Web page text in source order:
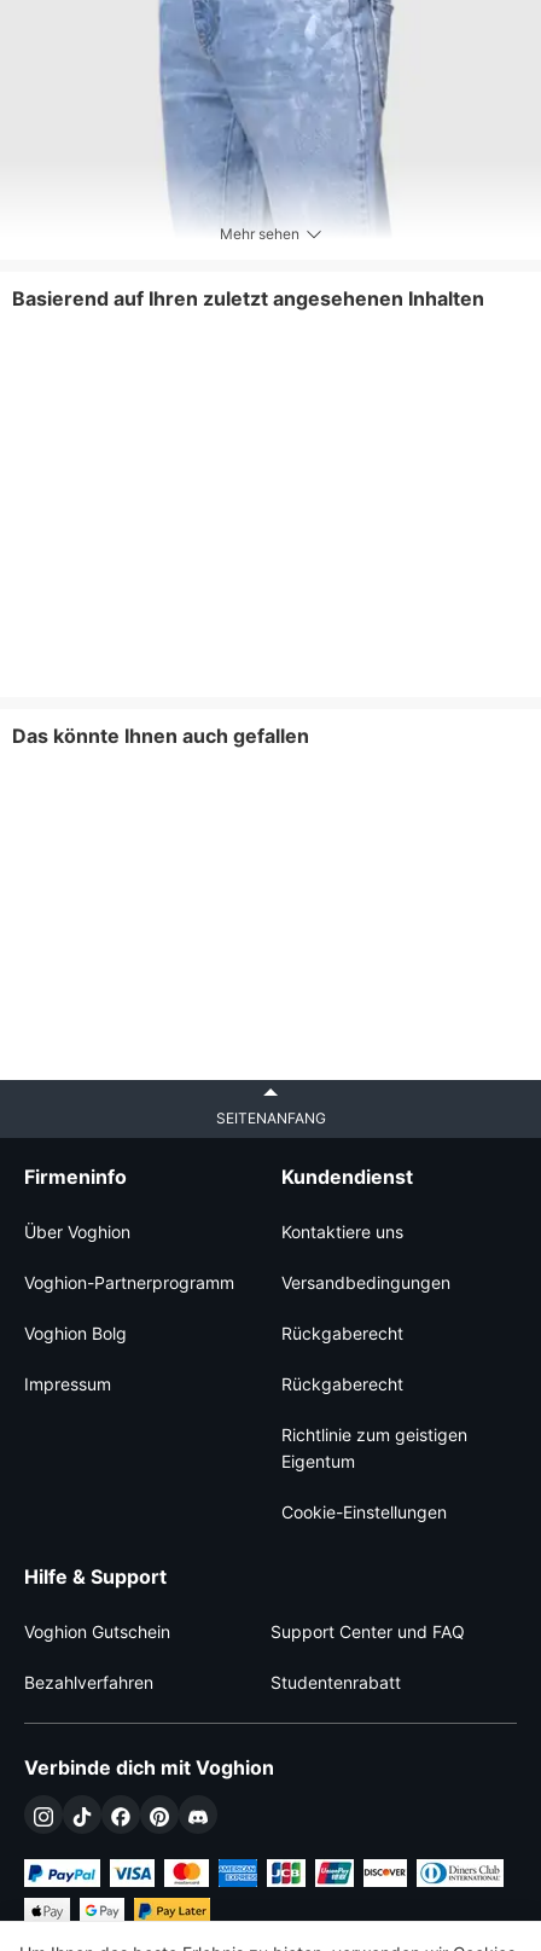
Elastizität des Gewebes
Nicht dehnbar
Maschinenwäsche oder professionelle
chemische Reinigung
Enthaltene Komponenten
Ein Stück
Mehr sehen
Basierend auf Ihren zuletzt angesehenen Inhalten
Das könnte Ihnen auch gefallen
SEITENANFANG
Firmeninfo
Über Voghion
Voghion-Partnerprogramm
Voghion Bolg
Impressum
Kundendienst
Kontaktiere uns
Versandbedingungen
Rückgaberecht
Rückgaberecht
Richtlinie zum geistigen
Eigentum
Cookie-Einstellungen
Hilfe & Support
Voghion Gutschein Support Center und FAQ
Bezahlverfahren Studentenrabatt
Verbinde dich mit Voghion